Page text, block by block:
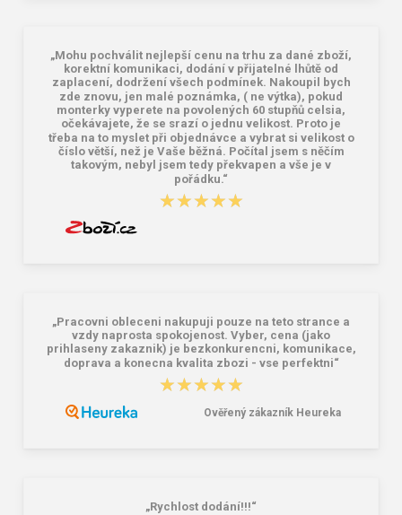
„Mohu pochválit nejlepší cenu na trhu za dané zboží,
korektní komunikaci, dodání v přijatelné lhůtě od
zaplacení, dodržení všech podmínek. Nakoupil bych
zde znovu, jen malé poznámka, ( ne výtka), pokud
monterky vyperete na povolených 60 stupňů celsia,
očekávajete, že se srazí o jednu velikost. Proto je
třeba na to myslet při objednávce a vybrat si velikost o
číslo větší, než je Vaše běžná. Počítal jsem s něčím
takovým, nebyl jsem tedy překvapen a vše je v
pořádku.“
★★★★★
★★★★★
„Pracovni obleceni nakupuji pouze na teto strance a
vzdy naprosta spokojenost. Vyber, cena (jako
prihlaseny zakaznik) je bezkonkurencni, komunikace,
doprava a konecna kvalita zbozi - vse perfektni“
★★★★★
★★★★★
Ověřený zákazník Heureka
„Rychlost dodání!!!“